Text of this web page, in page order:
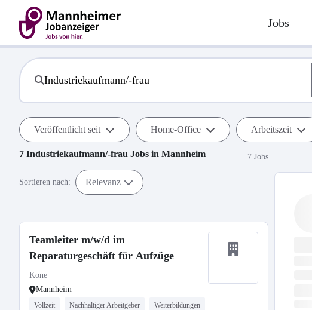
Jobs
Veröffentlicht seit Home-Office Arbeitszeit
7 Industriekaufmann/-frau Jobs in Mannheim 7 Jobs
Sortieren nach: Relevanz
Teamleiter m/w/d im
Reparaturgeschäft für Aufzüge
Kone
Mannheim
Vollzeit Nachhaltiger Arbeitgeber Weiterbildungen